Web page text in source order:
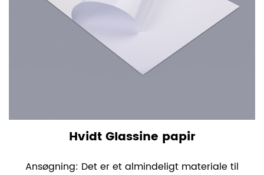
Hvidt Glassine papir
Ansøgning: Det er et almindeligt materiale til